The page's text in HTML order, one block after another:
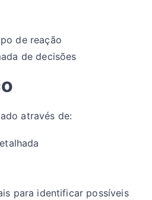
de reação
de decisões
através de:
para identificar possíveis